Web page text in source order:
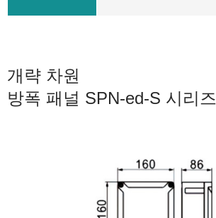
개략 차원
방폭 패널 SPN-ed-S 시리즈